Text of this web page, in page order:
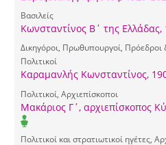
Βασιλείς
Κωνσταντίνος Β΄ της Ελλάδας,
Δικηγόροι, Πρωθυπουργοί, Πρόεδροι
Πολιτικοί
Καραμανλής Κωνσταντίνος,
Πολιτικοί, Αρχιεπίσκοποι
Μακάριος Γ΄, αρχιεπίσκοπος
Πολιτικοί και στρατιωτικοί ηγέτες,